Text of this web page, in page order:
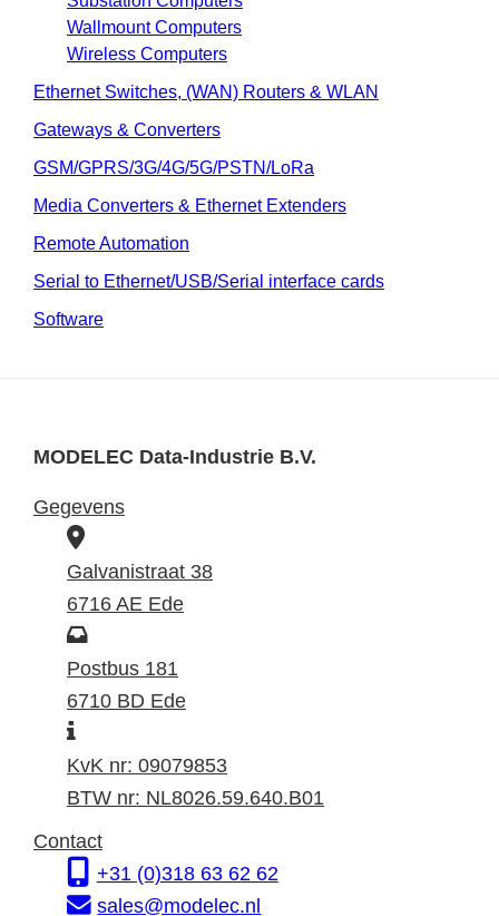
Wallmount Computers
Wireless Computers
Ethernet Switches, (WAN) Routers & WLAN
Gateways & Converters
GSM/GPRS/3G/4G/5G/PSTN/LoRa
Media Converters & Ethernet Extenders
Remote Automation
Serial to Ethernet/USB/Serial interface cards
Software
MODELEC Data-Industrie B.V.
Gegevens
B
e
z
o
e
k
d
r
s
Galvanistraat 38
6716 AE Ede
P
o
s
a
d
e
s
Postbus 181
6710 BD Ede
I
n
f
r
m
KvK nr: 09079853
BTW nr: NL8026.59.640.B01
Contact
+31 (0)318 63 62 62
sales@modelec.nl